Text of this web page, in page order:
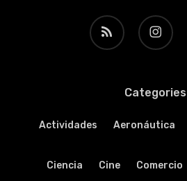
RSS instagram
Categories
Actividades Aeronáutica
Ciencia Cine Comercio